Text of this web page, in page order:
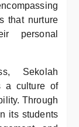
that nurture
personal
Sekolah
a culture of
Through
its students